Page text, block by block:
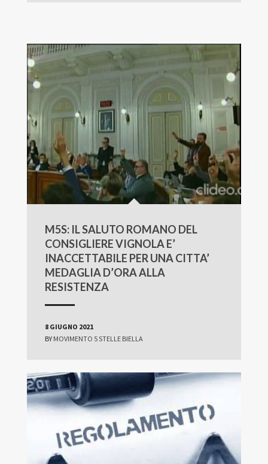
M5S: IL SALUTO ROMANO DEL
CONSIGLIERE VIGNOLA E’
INACCETTABILE PER UNA CITTA’
MEDAGLIA D’ORA ALLA
RESISTENZA
8 GIUGNO 2021
BY MOVIMENTO 5 STELLE BIELLA